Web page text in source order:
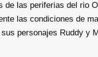
de las periferias del rio
las condiciones de
personajes Ruddy y